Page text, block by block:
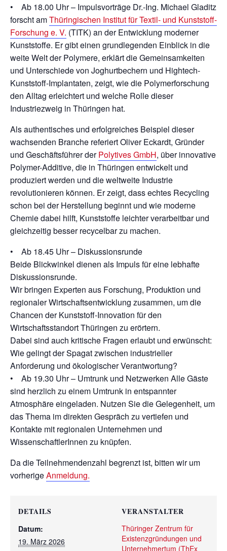
• Ab 18.00 Uhr – Impulsvorträge Dr.-Ing. Michael Gladitz
forscht amThüringischen Institut für Textil- und Kunststoff-
Forschung e. V. (TITK) an der Entwicklung moderner
Kunststoffe. Er gibt einen grundlegenden Einblick in die
weite Welt der Polymere, erklärt die Gemeinsamkeiten
und Unterschiede von Joghurtbechern und Hightech-
Kunststoff-Implantaten, zeigt, wie die Polymerforschung
den Alltag erleichtert und welche Rolle dieser
Industriezweig in Thüringen hat.
Als authentisches und erfolgreiches Beispiel dieser
wachsenden Branche referiert Oliver Eckardt, Gründer
und Geschäftsführer derPolytives GmbH, über innovative
Polymer-Additive, die in Thüringen entwickelt und
produziert werden und die weltweite Industrie
revolutionieren können. Er zeigt, dass echtes Recycling
schon bei der Herstellung beginnt und wie moderne
Chemie dabei hilft, Kunststoffe leichter verarbeitbar und
gleichzeitig besser recycelbar zu machen.
• Ab 18.45 Uhr – Diskussionsrunde
Beide Blickwinkel dienen als Impuls für eine lebhafte
Diskussionsrunde.
Wir bringen Experten aus Forschung, Produktion und
regionaler Wirtschaftsentwicklung zusammen, um die
Chancen der Kunststoff-Innovation für den
Wirtschaftsstandort Thüringen zu erörtern.
Dabei sind auch kritische Fragen erlaubt und erwünscht:
Wie gelingt der Spagat zwischen industrieller
Anforderung und ökologischer Verantwortung?
• Ab 19.30 Uhr – Umtrunk und Netzwerken Alle Gäste
sind herzlich zu einem Umtrunk in entspannter
Atmosphäre eingeladen. Nutzen Sie die Gelegenheit, um
das Thema im direkten Gespräch zu vertiefen und
Kontakte mit regionalen Unternehmen und
WissenschaftlerInnen zu knüpfen.
Da die Teilnehmendenzahl begrenzt ist, bitten wir um
vorherigeAnmeldung.
DETAILS
Datum:
19. März 2026
VERANSTALTER
Thüringer Zentrum für
Existenzgründungen und
Unternehmertum (ThEx